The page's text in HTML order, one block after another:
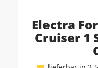
Electra
Cruiser 1